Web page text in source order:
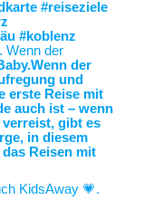
Wenn der
KidsAway 💗.